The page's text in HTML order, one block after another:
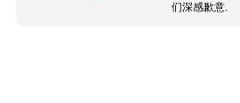
们深感歉意.